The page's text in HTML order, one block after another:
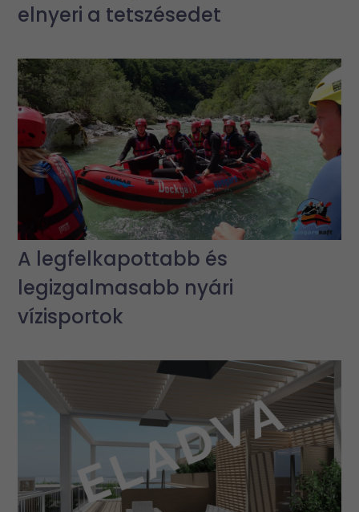
elnyeri a tetszésedet
A legfelkapottabb és
legizgalmasabb nyári
vízisportok